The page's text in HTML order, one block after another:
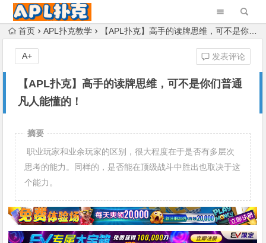
首页 APL扑克教学 【APL扑克】高手的读牌思维，可不是你们普通凡人能懂的！
【APL扑克】高手的读牌思维，可不是你们普通
凡人能懂的！
发表评论
A+
摘要
职业玩家和业余玩家的区别，很大程度在于是否有多层次
思考的能力。同样的，是否能在顶级战斗中胜出也取决于这
个能力。